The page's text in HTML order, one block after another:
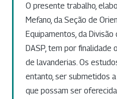
O presente trabalho,
Mefano, da Seção de
Equipamentos, da
DASP, tem por
de lavanderias. Os
entanto, ser submetidos
que possam ser